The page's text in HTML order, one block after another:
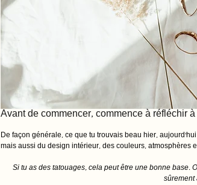
Avant de commencer, commence à réfléchir
De façon générale, ce que tu trouvais beau hier,
mais aussi du design intérieur, des couleurs, atmosphères
Si tu as des tatouages, cela peut être une bonne base.
sûrement